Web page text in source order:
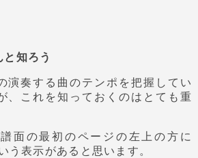
知ろう
演奏する曲のテンポを把握してい
、これを知っておくのはとても重
面の最初のページの左上の方に
う表示があると思います。